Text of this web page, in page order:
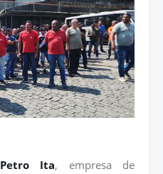
Petro Ita, empresa de